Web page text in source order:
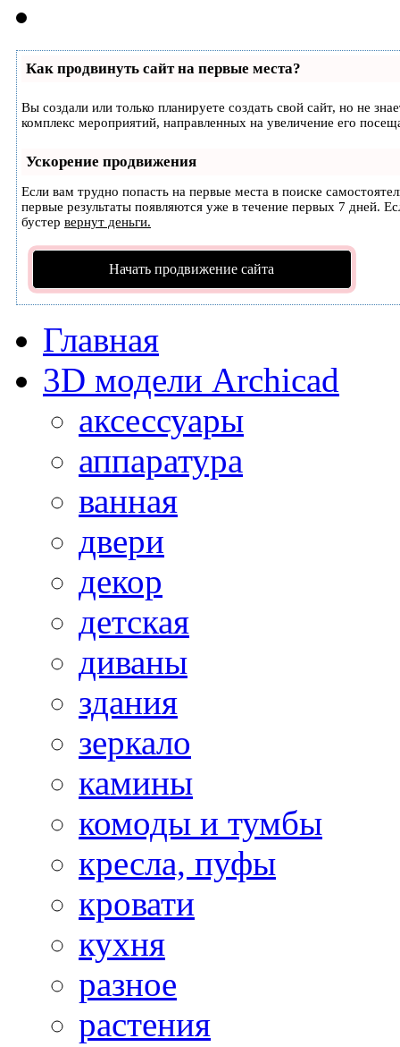
Как продвинуть сайт на первые места?
Вы создали или только планируете создать свой сайт, но не
комплекс мероприятий, направленных на увеличение его
Ускорение продвижения
Если вам трудно попасть на первые места в поиске
первые результаты появляются уже в течение первых 7 дней.
бустер вернут деньги.
Начать продвижение сайта
Главная
3D модели Archicad
аксессуары
аппаратура
ванная
двери
декор
детская
диваны
здания
зеркало
камины
комоды и тумбы
кресла, пуфы
кровати
кухня
разное
растения